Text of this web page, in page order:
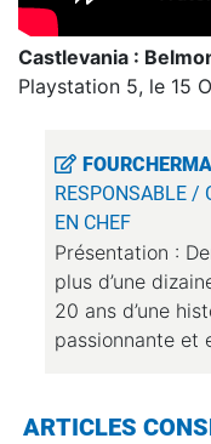
Castlevania :
Playstation 5, le 15
RESPONSABLE /
EN CHEF
Présentation :
plus d’une
20 ans d’une
passionnante et
ARTICLES